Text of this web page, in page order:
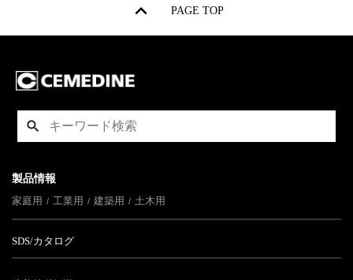
PAGE TOP
製品情報
家庭用
工業用 建築用 土木用
SDS/カタログ